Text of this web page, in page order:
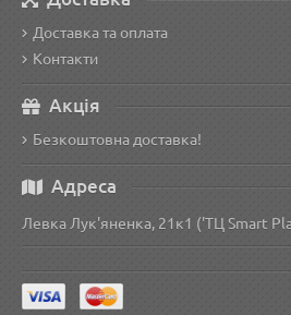
Доставка та оплата
Контакти
Акція
Безкоштовна доставка!
Адреса
Левка Лук'яненка, 21к1 ('ТЦ Smart